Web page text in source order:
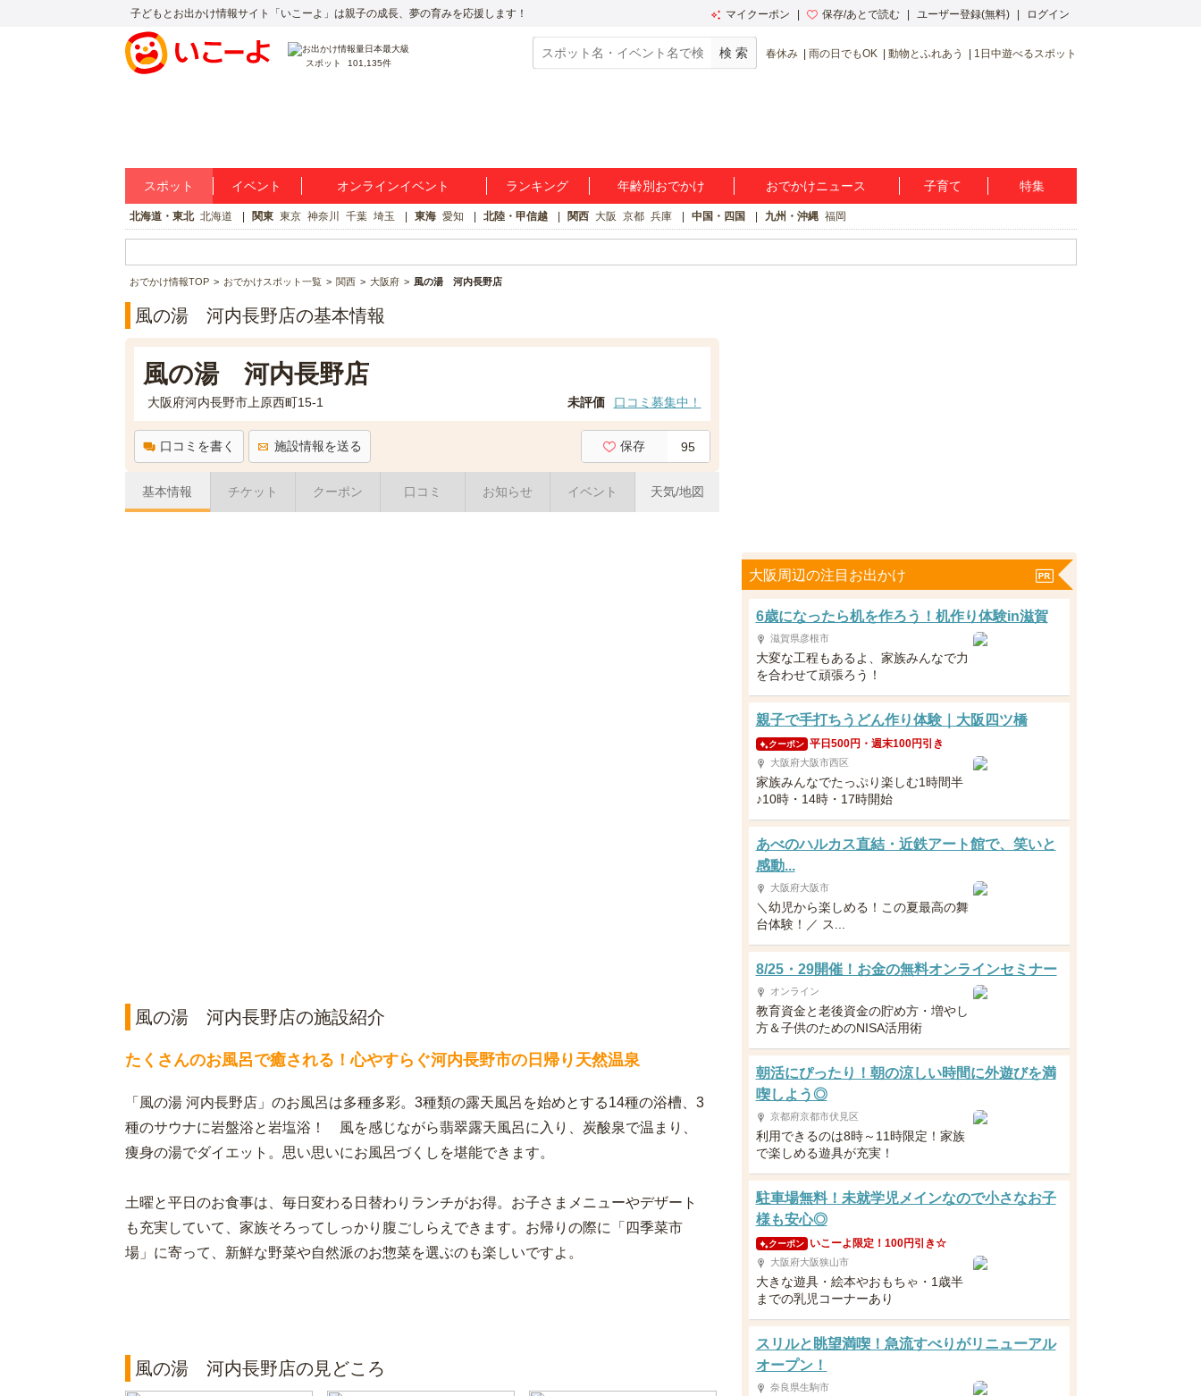
子どもとお出かけ情報サイト「いこーよ」は親子の成長、夢の育みを応援します！ マイクーポン 保存/あとで読む ユーザー登録(無料) ログイン
スポット 101,135件
春休み 雨の日でもOK 動物とふれあう 1日中遊べるスポット
スポット イベント オンラインイベント ランキング 年齢別おでかけ おでかけニュース 子育て 特集
北海道・東北 北海道 関東 東京 神奈川 千葉 埼玉 東海 愛知 北陸・甲信越 関西 大阪 京都 兵庫 中国・四国 九州・沖縄 福岡
おでかけ情報TOP おでかけスポット一覧 関西 大阪府 風の湯 河内長野店
風の湯 河内長野店の基本情報
風の湯 河内長野店
大阪府河内長野市上原西町15-1 未評価 口コミ募集中！
口コミを書く 施設情報を送る 保存 95
基本情報 チケット クーポン 口コミ お知らせ イベント 天気/地図
風の湯 河内長野店の施設紹介
たくさんのお風呂で癒される！心やすらぐ河内長野市の日帰り天然温泉
「風の湯 河内長野店」のお風呂は多種多彩。3種類の露天風呂を始めとする14種の浴槽、3
種のサウナに岩盤浴と岩塩浴！ 風を感じながら翡翠露天風呂に入り、炭酸泉で温まり、
痩身の湯でダイエット。思い思いにお風呂づくしを堪能できます。
土曜と平日のお食事は、毎日変わる日替わりランチがお得。お子さまメニューやデザート
も充実していて、家族そろってしっかり腹ごしらえできます。お帰りの際に「四季菜市
場」に寄って、新鮮な野菜や自然派のお惣菜を選ぶのも楽しいですよ。
風の湯 河内長野店の見どころ
大阪周辺の注目お出かけ
6歳になったら机を作ろう！机作り体験in滋賀
滋賀県彦根市
大変な工程もあるよ、家族みんなで力
を合わせて頑張ろう！
親子で手打ちうどん作り体験｜大阪四ツ橋
クーポン 平日500円・週末100円引き
大阪府大阪市西区
家族みんなでたっぷり楽しむ1時間半
♪10時・14時・17時開始
あべのハルカス直結・近鉄アート館で、笑いと
感動...
大阪府大阪市
＼幼児から楽しめる！この夏最高の舞
台体験！／ ス...
8/25・29開催！お金の無料オンラインセミナー
オンライン
教育資金と老後資金の貯め方・増やし
方＆子供のためのNISA活用術
朝活にぴったり！朝の涼しい時間に外遊びを満
喫しよう◎
京都府京都市伏見区
利用できるのは8時～11時限定！家族
で楽しめる遊具が充実！
駐車場無料！未就学児メインなので小さなお子
様も安心◎
クーポン いこーよ限定！100円引き☆
大阪府大阪狭山市
大きな遊具・絵本やおもちゃ・1歳半
までの乳児コーナーあり
スリルと眺望満喫！急流すべりがリニューアル
オープン！
奈良県生駒市